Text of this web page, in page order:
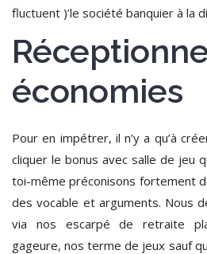
fluctuent )’le société banquier à la
économies
Pour en impétrer, il n’y a qu’à
cliquer le bonus avec salle de jeu
toi-même préconisons fortement
des vocable et arguments. Nous
via nos escarpé de retraite
gageure, nos terme de jeux sauf